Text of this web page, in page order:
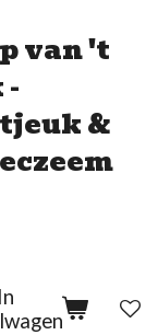
van 't
-
&
In